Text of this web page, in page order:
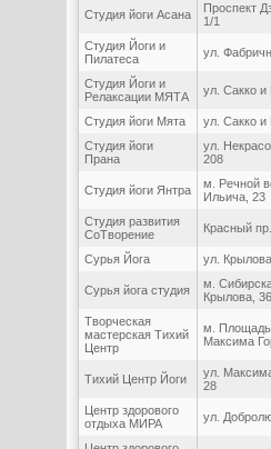
Студия йоги Асана
Проспект
1/1
Студия Йоги и
Пилатеса
ул.
Студия Йоги и
Релаксации МЯТА
ул. Сакко и
Студия йоги Мята
ул. Сакко и
Студия йоги
Прана
ул.
208
Студия йоги Янтра
м. Речной
Ильича, 23
Студия развития
СоТворение
Красный
Сурья Йога ул.
Сурья йога студия
м.
Крылова,
Творческая
мастерская Тихий
Центр
м. Площадь
Максима
Тихий Центр Йоги
ул.
28
Центр здорового
отдыха МИРА
ул.